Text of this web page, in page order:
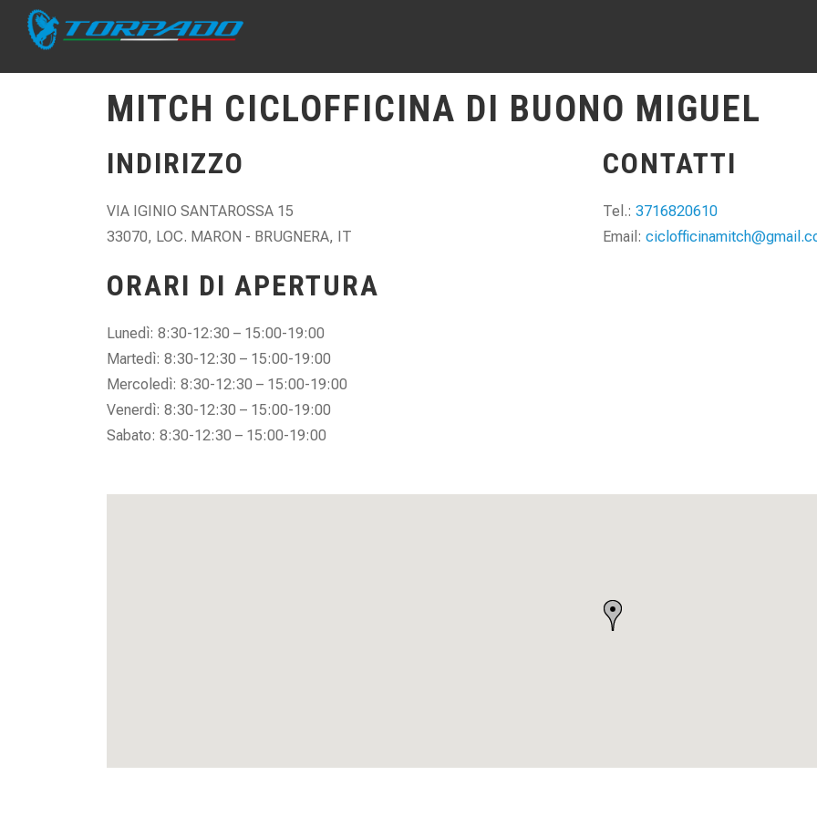
MITCH CICLOFFICINA DI BUONO MIGUEL
INDIRIZZO
VIA IGINIO SANTAROSSA 15
33070, LOC. MARON - BRUGNERA, IT
CONTATTI
Tel.: 3716820610
Email:
ORARI DI APERTURA
Lunedì: 8:30-12:30 – 15:00-19:00
Martedì: 8:30-12:30 – 15:00-19:00
Mercoledì: 8:30-12:30 – 15:00-19:00
Venerdì: 8:30-12:30 – 15:00-19:00
Sabato: 8:30-12:30 – 15:00-19:00